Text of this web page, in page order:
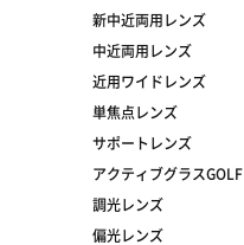
新中近両用レンズ
中近両用レンズ
近用ワイドレンズ
単焦点レンズ
サポートレンズ
アクティブグラスGOLF
調光レンズ
偏光レンズ